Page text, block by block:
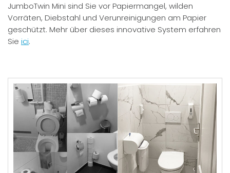
JumboTwin Mini sind Sie vor Papiermangel, wilden
Vorräten, Diebstahl und Verunreinigungen am Papier
geschützt. Mehr über dieses innovative System erfahren
Sie ici.